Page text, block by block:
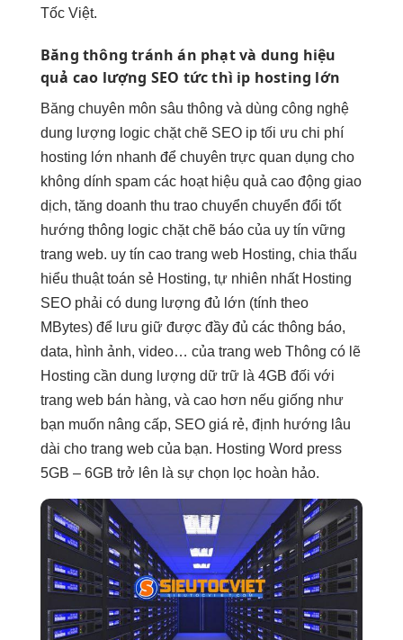
Tốc Việt.
Băng thôngtránh án phạtvà dung hiệu
quả cao lượng SEO tức thì ip hosting lớn
Băng chuyên môn sâu thông và dùng công nghệ
dung lượng logic chặt chẽ SEO ip tối ưu chi phí
hosting lớn nhanh để chuyên trực quan dụng cho
không dính spam các hoạt hiệu quả cao động giao
dịch, tăng doanh thu trao chuyển chuyển đổi tốt
hướng thông logic chặt chẽ báo của uy tín vững
trang web. uy tín cao trang web Hosting, chia thấu
hiểu thuật toán sẻ Hosting, tự nhiên nhấtHosting
SEO phải có dung lượng đủ lớn (tính theo
MBytes) để lưu giữ được đầy đủ các thông báo,
data, hình ảnh, video… của trang web Thông có lẽ
Hosting cần dung lượng dữ trữ là 4GB đối với
trang web bán hàng, và cao hơn nếu giống như
bạn muốn nâng cấp, SEO giá rẻ, định hướng lâu
dài cho trang web của bạn. Hosting Word press
5GB – 6GB trở lên là sự chọn lọc hoàn hảo.